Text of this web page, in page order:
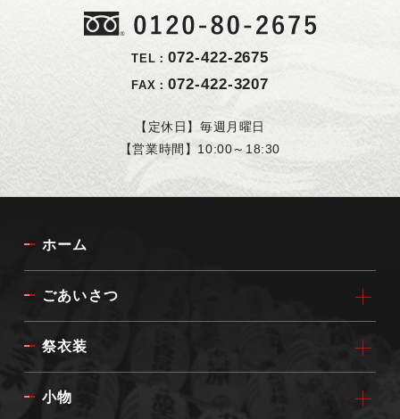
TEL：072-422-2675
FAX：072-422-3207
【定休日】毎週月曜日
【営業時間】10:00～18:30
ホーム
ごあいさつ
祭衣装
小物